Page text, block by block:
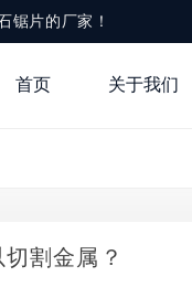
锯片的厂家！
首页 关于我们
割金属？